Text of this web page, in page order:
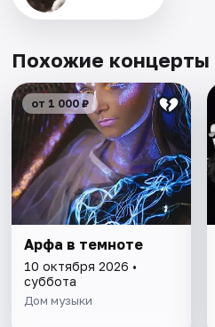
Похожие концерты
от 1 000 ₽
Арфа в темноте
10 октября 2026 •
суббота
Дом музыки